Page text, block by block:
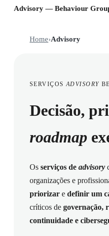
Advisory — Behaviour
Home›Advisory
SERVIÇOSADVISORY
Decisão,
roadmap
Os serviços de advisory
organizações e
priorizar e definir um
críticos de governação,
continuidade e